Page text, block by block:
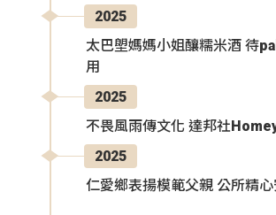
2025
太巴塱媽媽小姐釀糯米酒 待
用
2025
不畏風雨傳文化 達邦社
2025
仁愛鄉表揚模範父親 公所精